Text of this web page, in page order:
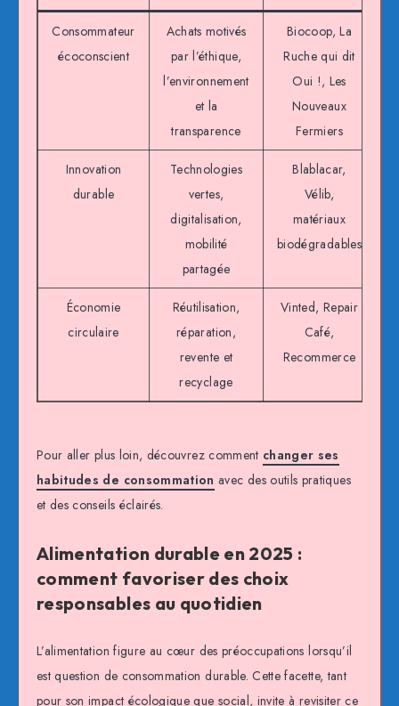
Consommateur
écoconscient
Achats motivés
par l’éthique,
l’environnement
et la
transparence
Biocoop, La
Ruche qui dit
Oui !, Les
Nouveaux
Fermiers
Innovation
durable
Technologies
vertes,
digitalisation,
mobilité
partagée
Blablacar,
Vélib,
matériaux
biodégradables
Économie
circulaire
Réutilisation,
réparation,
revente et
recyclage
Vinted, Repair
Café,
Recommerce
Pour aller plus loin, découvrez comment changer ses
habitudes de consommation avec des outils pratiques
et des conseils éclairés.
Alimentation durable en 2025 :
comment favoriser des choix
responsables au quotidien
L’alimentation figure au cœur des préoccupations lorsqu’il
est question de consommation durable. Cette facette, tant
pour son impact écologique que social, invite à revisiter ce